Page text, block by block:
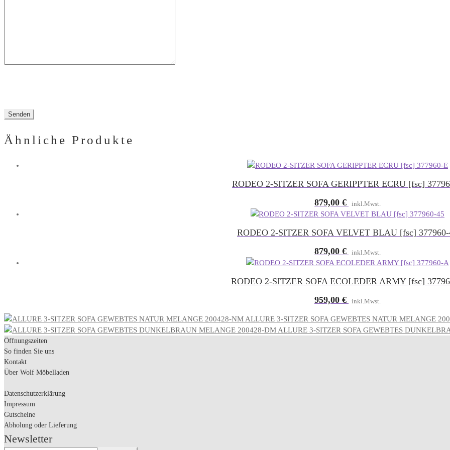
Ähnliche Produkte
RODEO 2-SITZER SOFA GERIPPTER ECRU [fsc]
879,00 € inkl.Mwst.
RODEO 2-SITZER SOFA VELVET BLAU [fsc]
879,00 € inkl.Mwst.
RODEO 2-SITZER SOFA ECOLEDER ARMY [fsc]
959,00 € inkl.Mwst.
ALLURE 3-SITZER SOFA GEWEBTES NATUR MELANGE
ALLURE 3-SITZER SOFA GEWEBTES
Öffnungszeiten
So finden Sie uns
Kontakt
Über Wolf Möbelladen
Datenschutzerklärung
Impressum
Gutscheine
Abholung oder Lieferung
Newsletter